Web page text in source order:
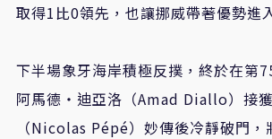
取得1比0領先，也讓挪威帶著優勢進
下半場象牙海岸積極反撲，終於在第
阿馬德・迪亞洛（Amad Diallo）接
（Nicolas Pépé）妙傳後冷靜破門，